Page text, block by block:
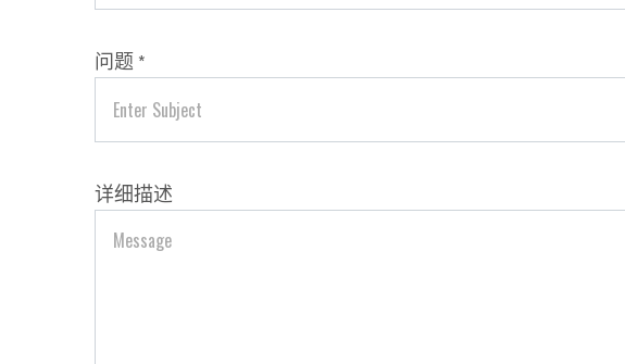
问题 *
详细描述